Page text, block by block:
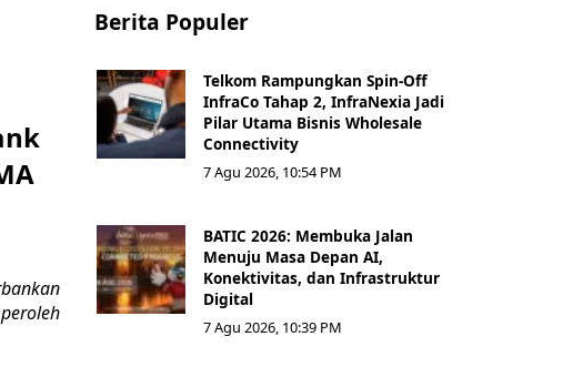
Berita Populer
Telkom Rampungkan Spin-Off
InfraCo Tahap 2, InfraNexia Jadi
Pilar Utama Bisnis Wholesale
Connectivity
7 Agu 2026, 10:54 PM
BATIC 2026: Membuka Jalan
Menuju Masa Depan AI,
Konektivitas, dan Infrastruktur
Digital
7 Agu 2026, 10:39 PM